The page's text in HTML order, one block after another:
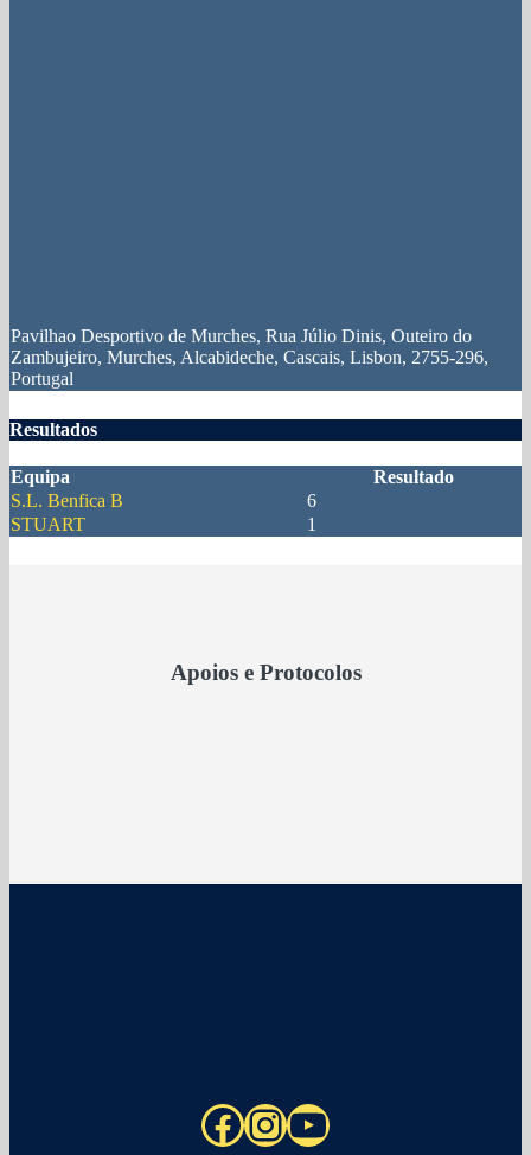
Pavilhao Desportivo de Murches, Rua Júlio Dinis, Outeiro do
Zambujeiro, Murches, Alcabideche, Cascais, Lisbon, 2755-296,
Portugal
Resultados
Equipa
Resultado
S.L. Benfica B
6
STUART
1
Apoios e Protocolos
Facebook
Instagram
YouTube